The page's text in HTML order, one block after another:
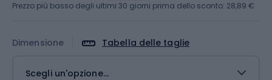
Dimensione Tabella delle taglie
Scegli un'opzione...
Prezzo più basso degli ultimi 30 giorni prima dello sconto: 28,89 €